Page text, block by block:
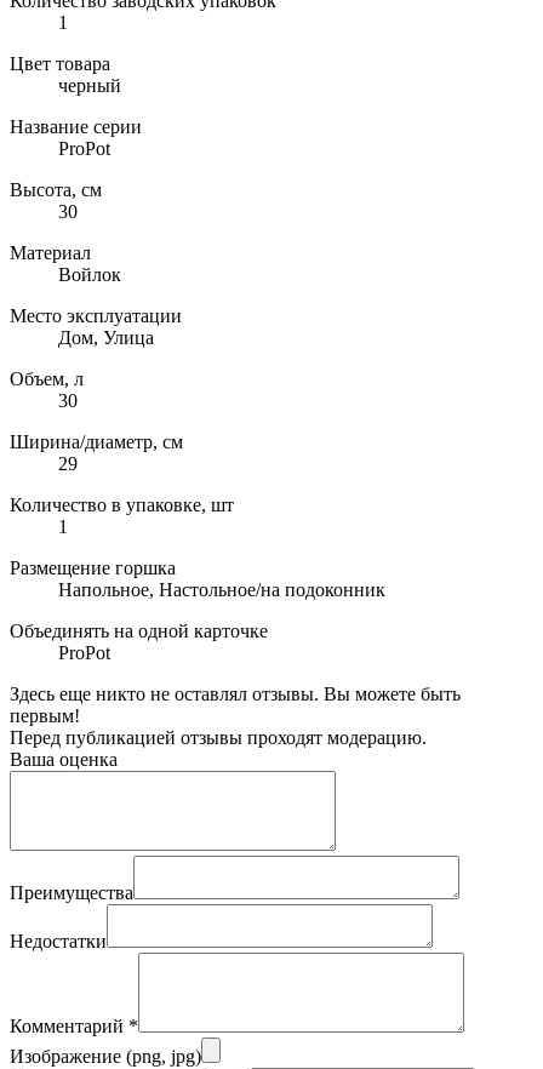
1
Цвет товара
черный
Название серии
ProPot
Высота, см
30
Материал
Войлок
Место эксплуатации
Дом, Улица
Объем, л
30
Ширина/диаметр, см
29
Количество в упаковке, шт
1
Размещение горшка
Напольное, Настольное/на подоконник
Объединять на одной карточке
ProPot
Здесь еще никто не оставлял отзывы. Вы можете быть
первым!
Перед публикацией отзывы проходят модерацию.
Ваша оценка
Преимущества
Недостатки
Комментарий *
Изображение (png, jpg)